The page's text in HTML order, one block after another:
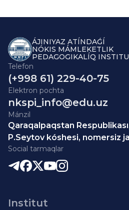
ÁJINIYAZ ATÍNDAǴÍ
NÓKIS MÁMLEKETLIK
PEDAGOGIKALÍQ
Telefon
(+998 61) 229-40-75
Elektron pochta
nkspi_info@edu.uz
Mánzil
Qaraqalpaqstan
P.Seytov kóshesi, nomersiz
Social tarmaqlar
Institut